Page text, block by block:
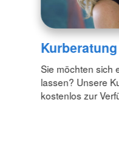
Kurberatung
Sie möchten sich
lassen? Unsere
kostenlos zur